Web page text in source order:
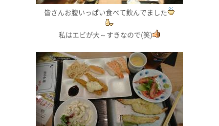
皆さんお腹いっぱい食べて飲んでました
私はエビが大～すきなので(笑)